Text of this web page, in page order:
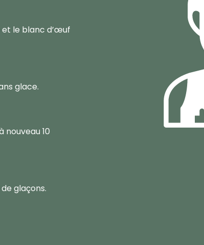
et le blanc d’œuf
glace.
nouveau 10
glaçons.